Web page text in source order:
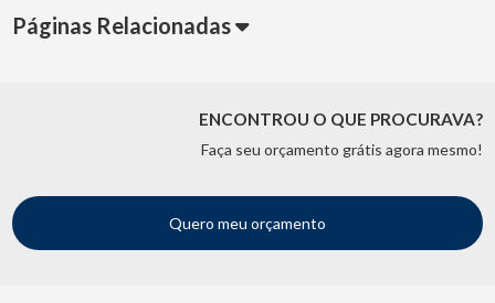
Páginas Relacionadas
ENCONTROU O QUE PROCURAVA?
Faça seu orçamento grátis agora mesmo!
Quero meu orçamento